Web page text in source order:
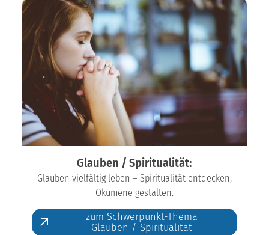
Glauben / Spiritualität:
Glauben vielfältig leben – Spiritualität entdecken,
Ökumene gestalten.
zum Schwerpunkt-Thema
Glauben / Spiritualität